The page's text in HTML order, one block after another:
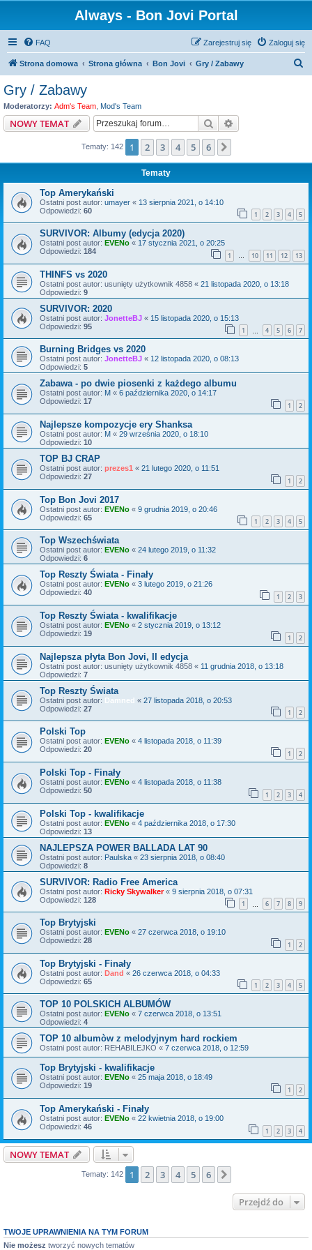
Always - Bon Jovi Portal
FAQ Zaloguj się
Zarejestruj się
Strona domowa Strona główna Bon Jovi Gry / Zabawy
Gry / Zabawy
Moderatorzy: Adm's Team Mod's Team
NOWY TEMAT Szukaj
Tematy: 142 1 2 3 4 5 6
Tematy
Top Amerykański
Ostatni post autor: umayer « 13 sierpnia 2021, o 14:10
Odpowiedzi: 60 1 2 3 4 5
SURVIVOR: Albumy (edycja 2020)
Ostatni post autor: EVENo « 17 stycznia 2021, o 20:25
Odpowiedzi: 184 1 … 10 11 12 13
THINFS vs 2020
Ostatni post autor: usunięty użytkownik 4858 « 21 listopada 2020, o 13:18
Odpowiedzi: 9
SURVIVOR: 2020
Ostatni post autor: JonetteBJ « 15 listopada 2020, o 15:13
Odpowiedzi: 95 1 4 5 6 7
Burning Bridges vs 2020
Ostatni post autor: JonetteBJ « 12 listopada 2020, o 08:13
Odpowiedzi: 5
Zabawa - po dwie piosenki z każdego albumu
Ostatni post autor: M « 6 października 2020, o 14:17
Odpowiedzi: 17 1 2
Najlepsze kompozycje ery Shanksa
Ostatni post autor: M « 29 września 2020, o 18:10
Odpowiedzi: 10
TOP BJ CRAP
Ostatni post autor: prezes1 « 21 lutego 2020, o 11:51
Odpowiedzi: 27 1 2
Top Bon Jovi 2017
Ostatni post autor: EVENo « 9 grudnia 2019, o 20:46
Odpowiedzi: 65 1 2 3 4 5
Top Wszechświata
Ostatni post autor: EVENo « 24 lutego 2019, o 11:32
Odpowiedzi: 6
Top Reszty Świata - Finały
Ostatni post autor: EVENo « 3 lutego 2019, o 21:26
Odpowiedzi: 40 1 2 3
Top Reszty Świata - kwalifikacje
Ostatni post autor: EVENo « 2 stycznia 2019, o 13:12
Odpowiedzi: 19 1 2
Najlepsza płyta Bon Jovi, II edycja
Ostatni post autor: usunięty użytkownik 4858 « 11 grudnia 2018, o 13:18
Odpowiedzi: 7
Top Reszty Świata
Ostatni post autor: Damned « 27 listopada 2018, o 20:53
Odpowiedzi: 27 1 2
Polski Top
Ostatni post autor: EVENo « 4 listopada 2018, o 11:39
Odpowiedzi: 20 1 2
Polski Top - Finały
Ostatni post autor: EVENo « 4 listopada 2018, o 11:38
Odpowiedzi: 50 1 2 3 4
Polski Top - kwalifikacje
Ostatni post autor: EVENo « 4 października 2018, o 17:30
Odpowiedzi: 13
NAJLEPSZA POWER BALLADA LAT 90
Ostatni post autor: Paulska « 23 sierpnia 2018, o 08:40
Odpowiedzi: 8
SURVIVOR: Radio Free America
Ostatni post autor: Ricky Skywalker« 9 sierpnia 2018, o 07:31
Odpowiedzi: 128 1 6 7 8 9
Top Brytyjski
Ostatni post autor: EVENo « 27 czerwca 2018, o 19:10
Odpowiedzi: 28 1 2
Top Brytyjski - Finały
Ostatni post autor: Dand « 26 czerwca 2018, o 04:33
Odpowiedzi: 65 1 2 3 4 5
TOP 10 POLSKICH ALBUMÓW
Ostatni post autor: EVENo « 7 czerwca 2018, o 13:51
Odpowiedzi: 4
TOP 10 albumòw z melodyjnym hard rockiem
Ostatni post autor: REHABILEJKO « 7 czerwca 2018, o 12:59
Top Brytyjski - kwalifikacje
Ostatni post autor: EVENo « 25 maja 2018, o 18:49
Odpowiedzi: 19 1 2
Top Amerykański - Finały
Ostatni post autor: EVENo « 22 kwietnia 2018, o 19:00
Odpowiedzi: 46 1 2 3 4
NOWY TEMAT
Tematy: 142 1 2 3 4 5 6
Przejdź do
TWOJE UPRAWNIENIA NA TYM FORUM
Nie możesz tworzyć nowych tematów